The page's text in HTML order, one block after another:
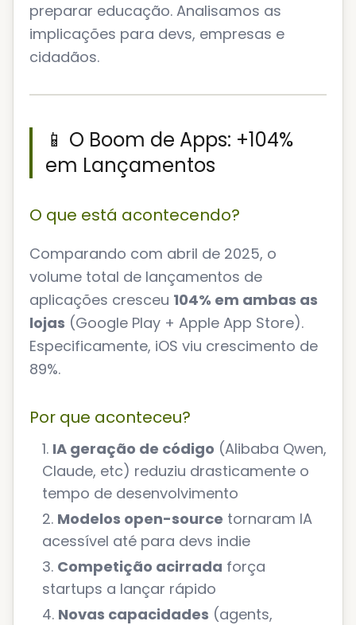
preparar educação. Analisamos as
implicações para devs, empresas e
cidadãos.
📱 O Boom de Apps: +104%
em Lançamentos
O que está acontecendo?
Comparando com abril de 2025, o
volume total de lançamentos de
aplicações cresceu 104% em ambas as
lojas (Google Play + Apple App Store).
Especificamente, iOS viu crescimento de
89%.
Por que aconteceu?
IA geração de código (Alibaba Qwen,
Claude, etc) reduziu drasticamente o
tempo de desenvolvimento
Modelos open-source tornaram IA
acessível até para devs indie
Competição acirrada força
startups a lançar rápido
Novas capacidades (agents,